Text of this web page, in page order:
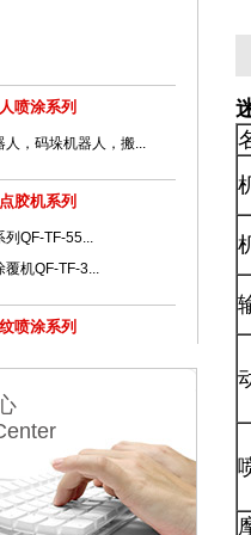
喷涂系列
人，码垛机器人，搬...
胶机系列
列QF-TF-55...
覆机QF-TF-3...
喷涂系列